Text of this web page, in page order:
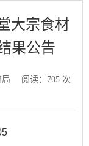
大宗食材
果公告
阅读： 705次